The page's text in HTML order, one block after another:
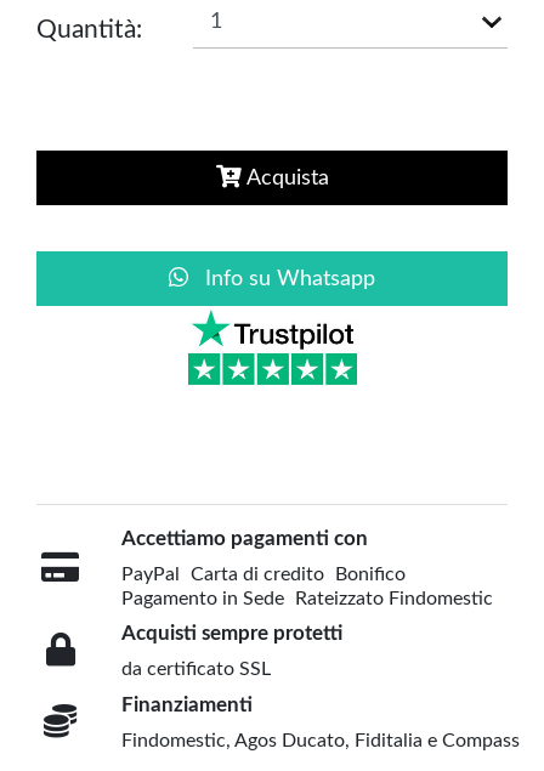
Quantità:
Acquista
Info su Whatsapp
Accettiamo pagamenti con
PayPal Carta di credito
Bonifico
Pagamento in Sede
Rateizzato Findomestic
Acquisti sempre protetti
da certificato SSL
Finanziamenti
Findomestic, Agos Ducato, Fiditalia e Compass